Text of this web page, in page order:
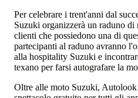
Per celebrare i trent'anni dal
Suzuki organizzerà un raduno
clienti che possiedono una di
partecipanti al raduno avranno
alla hospitality Suzuki e
texano per farsi autografare la
Oltre alle moto Suzuki,